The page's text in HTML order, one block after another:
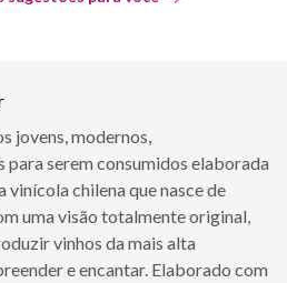
jovens, modernos,
serem consumidos elaborada
vinícola chilena que nasce de
uma visão totalmente original,
vinhos da mais alta
e encantar. Elaborado com